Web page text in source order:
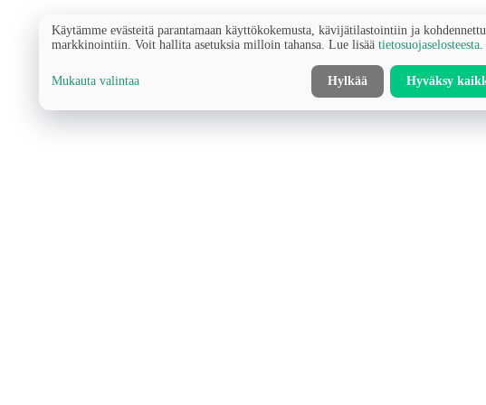
Käytämme evästeitä parantamaan käyttökokemusta, kävijätilastointiin ja
markkinointiin. Voit hallita asetuksia milloin tahansa. Lue lisää tietosuojaselosteesta
Mukauta valintaa Hylkää Hyväksy